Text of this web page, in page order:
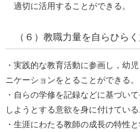
適切に活⽤することができる。
（６）教職力量を自らひらく
・実践的な教育活動に参画し，幼
ニケーションをとることができる。
・⾃らの学修を記録などに基づい
しようとする意欲を⾝に付けている
・⽣涯にわたる教師の成⻑の特性